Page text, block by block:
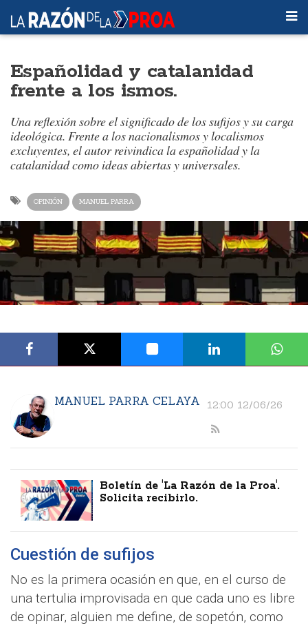
Españolidad y catalanidad
frente a los ismos.
Una reflexión sobre el significado de los sufijos y su carga
ideológica. Frente a los nacionalismos y localismos
excluyentes, el autor reivindica la españolidad y la
catalanidad como ideas abiertas y universales.
OPINIÓN MANUEL PARRA
MANUEL PARRA CELAYA 12:00 12/06/26
Boletín de 'La Razón de la Proa'.
Solicita recibirlo.
Cuestión de sufijos
No es la primera ocasión en que, en el curso de
una tertulia improvisada en que cada uno es libre
de opinar, alguien me define, de sopetón, como